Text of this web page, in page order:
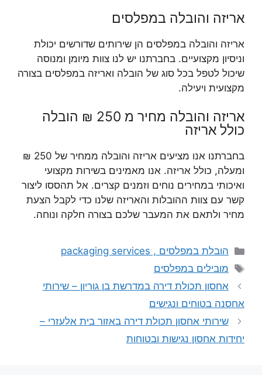
אריזה והובלה במפלסים
אריזה והובלה במפלסים הן שירותים שדורשים יכולת
וניסיון מקצועיים. בחברתנו יש לנו צוות מיומן ומנוסה
שיכול לטפל בכל סוג של הובלה ואריזה במפלסים בצורה
מקצועית ויעילה.
אריזה והובלה מחיר מ 250 ₪ הובלה
כולל אריזה
בחברתנו אנו מציעים אריזה והובלה ממחיר של 250 ₪
ומעלה, כולל אריזה. אנו מאמינים בשירות מקצועי
ואיכותי במחירים נוחים וזמנים קצרים. אל תהססו ליצור
קשר עם צוות ההובלות והאריזה שלנו כדי לקבל הצעת
מחיר ולתאם את המעבר שלכם בצורה חלקה ונוחה.
קטגוריות
הובלת במפלסים , packaging services
תגיות
מובילים במפלסים
אחסון תכולת דירה במדרשת בן גוריון – שירותי
אחסנה בטוחים ונגישים
שירותי אחסון תכולת דירה באזור בית אלעזרי –
יחידות אחסון נגישות ובטוחות